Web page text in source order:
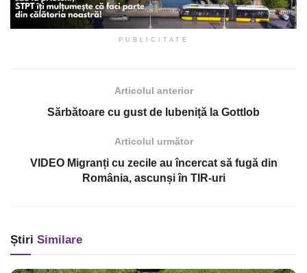
PUBLICITATE
Articolul anterior
Sărbătoare cu gust de lubeniță la Gottlob
Articolul următor
VIDEO Migranți cu zecile au încercat să fugă din
România, ascunși în TIR-uri
Știri Similare